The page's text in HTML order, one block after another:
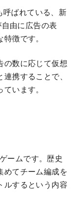
ばれている、新
由に広告の表
徴です。
の数に応じて仮想
携することで、
います。
ームです。歴史
めてチーム編成を
ルするという内容